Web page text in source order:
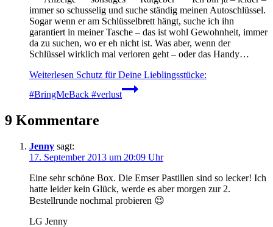
immer so schusselig und suche ständig meinen Autoschlüssel.
Sogar wenn er am Schlüsselbrett hängt, suche ich ihn
garantiert in meiner Tasche – das ist wohl Gewohnheit, immer
da zu suchen, wo er eh nicht ist. Was aber, wenn der
Schlüssel wirklich mal verloren geht – oder das Handy…
Weiterlesen Schutz für Deine Lieblingsstücke:
#BringMeBack #verlust
9 Kommentare
Jenny sagt:
17. September 2013 um 20:09 Uhr
Eine sehr schöne Box. Die Emser Pastillen sind so lecker! Ich
hatte leider kein Glück, werde es aber morgen zur 2.
Bestellrunde nochmal probieren 😉
LG Jenny